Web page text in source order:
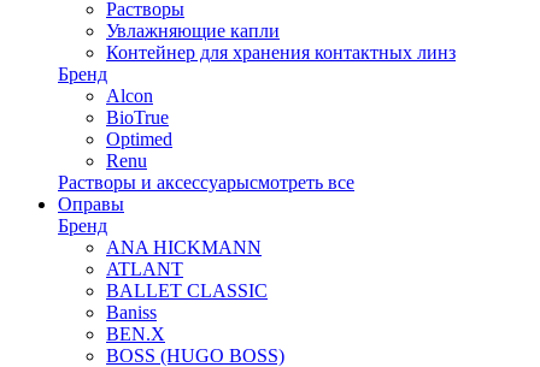
Растворы
Увлажняющие капли
Контейнер для хранения контактных линз
Бренд
Alcon
BioTrue
Optimed
Renu
Растворы и аксессуарысмотреть все
Оправы
Бренд
ANA HICKMANN
ATLANT
BALLET CLASSIC
Baniss
BEN.X
BOSS (HUGO BOSS)